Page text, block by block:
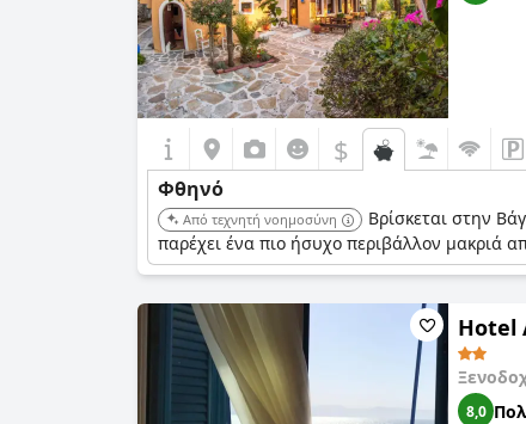
$
Φθηνό
Από τεχνητή νοημοσύνη
Βρίσκεται στην
παρέχει ένα πιο ήσυχο περιβάλλον μακριά
Hotel
8,0